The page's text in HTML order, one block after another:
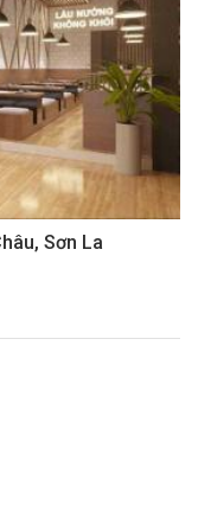
Sơn La